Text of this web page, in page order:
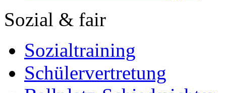
Sozial & fair
Sozialtraining
Schülervertretung